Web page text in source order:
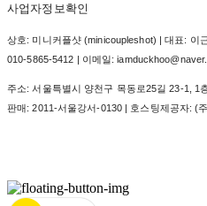
사업자정보확인
상호: 미니커플샷 (minicoupleshot) | 대표: 이
010-5865-5412 | 이메일:
주소: 서울특별시 양천구 목동로25길 23-1, 1
판매:2011-서울강서-0130 | 호스팅제공자: (